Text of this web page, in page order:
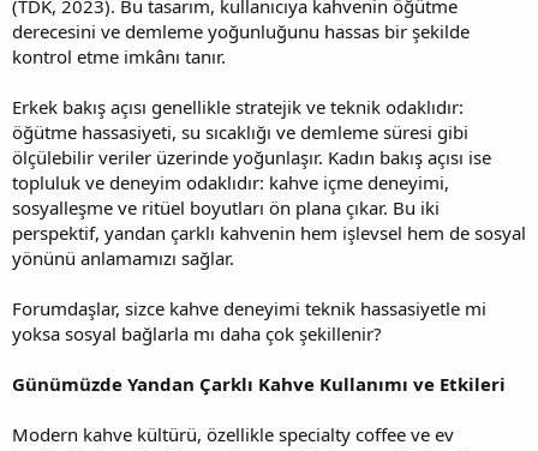
(TDK, 2023). Bu tasarım, kullanıcıya kahvenin öğütme
derecesini ve demleme yoğunluğunu hassas bir şekilde
kontrol etme imkânı tanır.
Erkek bakış açısı genellikle stratejik ve teknik odaklıdır:
öğütme hassasiyeti, su sıcaklığı ve demleme süresi gibi
ölçülebilir veriler üzerinde yoğunlaşır. Kadın bakış açısı ise
topluluk ve deneyim odaklıdır: kahve içme deneyimi,
sosyalleşme ve ritüel boyutları ön plana çıkar. Bu iki
perspektif, yandan çarklı kahvenin hem işlevsel hem de sosyal
yönünü anlamamızı sağlar.
Forumdaşlar, sizce kahve deneyimi teknik hassasiyetle mi
yoksa sosyal bağlarla mı daha çok şekillenir?
Günümüzde Yandan Çarklı Kahve Kullanımı ve Etkileri
Modern kahve kültürü, özellikle specialty coffee ve ev